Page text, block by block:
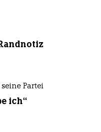
Partei
ich“